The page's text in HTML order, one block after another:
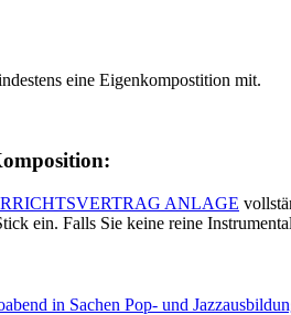
eine Eigenkompostition mit.
ANLAGE
ein. Falls Sie keine reine
in Sachen Pop- und